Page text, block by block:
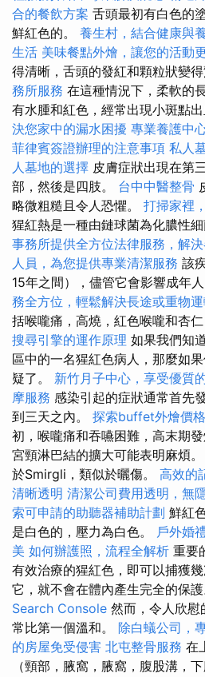
合的餐飲方案 舌頭最初有白色的
鮮紅色的。 養生村，結合健康與
生活 美味餐點外燴，讓您的活動
得清晰，舌頭的發紅和顆粒狀變得
務所服務 在這種情況下，柔軟的
有水腫和紅色，經常出現小斑點出
決您家中的漏水困擾 專業養護中
菲律賓簽證辦理的注意事項 私人
人墓地的選擇 皮膚症狀出現在第
部，然後是四肢。 台中中醫整骨
略微粗糙且令人恐懼。 打掃家裡
猩紅熱是一種由鏈球菌為化膿性
事務所提供全方位法律服務，解
人員，為您提供專業清潔服務 該
15年之間），儘管它會影響成年人
務全方位，輕鬆解決長途或重物
括喉嚨痛，高燒，紅色喉嚨和杏仁
搜尋引擎的運作原理 如果我們知
區中的一名猩紅色病人，那麼如
疑了。 新竹月子中心，享受優質
摩服務 感染引起的症狀通常首先
到三天之內。 探索buffet外燴價
初，喉嚨痛和吞嚥困難，高末期
宮頸淋巴結的擴大可能表明麻煩
於Smirgli，類似於曬傷。 高效的
清晰透明 清潔公司費用透明，無
索可申請的助聽器補助計劃 鮮紅
是白色的，壓力為白色。 戶外婚
美 如何辦護照，流程全解析 重要
有效治療的猩紅色，即可以捕獲
它，就不會在體內產生完全的保護
Search Console 然而，令人欣慰
常比第一個溫和。 除白蟻公司，
的房屋免受侵害 北屯整骨服務 在
（頸部，腋窩，腋窩，腹股溝，